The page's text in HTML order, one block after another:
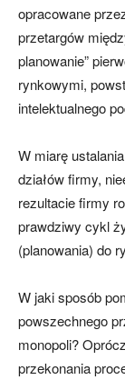
opracowane
przetargów
planowanie”
rynkowymi,
intelektualnego
W miarę
działów firmy,
rezultacie firmy
prawdziwy cykl
(planowania) do
W jaki sposób
powszechnego
monopoli?
przekonania